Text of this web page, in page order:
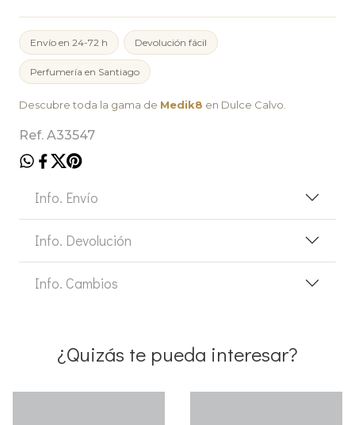
Envío en 24-72 h Devolución fácil
Perfumería en Santiago
Descubre toda la gama de Medik8 en Dulce Calvo.
Ref. A33547
Info. Envío
Info. Devolución
Info. Cambios
¿Quizás te pueda interesar?